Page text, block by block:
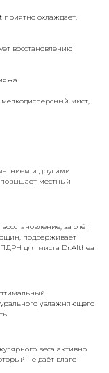
охлаждает,
восстановлению
мист,
и другими
местный
за счёт
поддерживает
для миста Dr.Althea
увлажняющего
веса активно
не даёт влаге